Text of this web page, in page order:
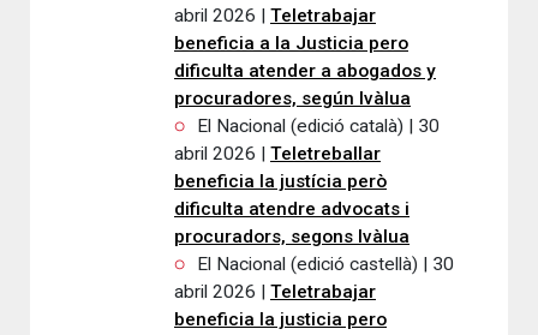
abril 2026 | Teletrabajar
beneficia a la Justicia pero
dificulta atender a abogados y
procuradores, según Ivàlua
El Nacional (edició català) | 30
abril 2026 | Teletreballar
beneficia la justícia però
dificulta atendre advocats i
procuradors, segons Ivàlua
El Nacional (edició castellà) | 30
abril 2026 | Teletrabajar
beneficia la justicia pero